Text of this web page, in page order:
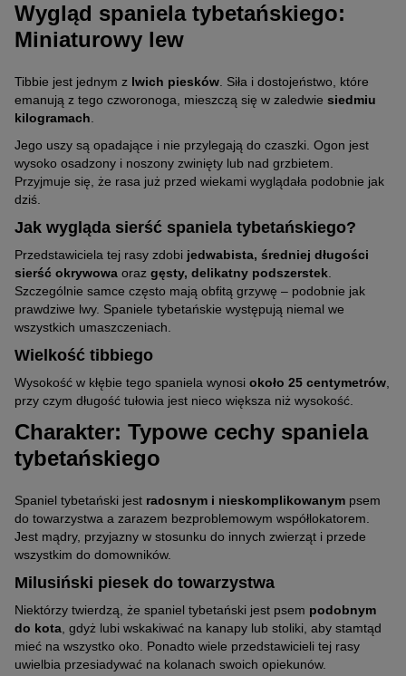
Wygląd spaniela tybetańskiego:
Miniaturowy lew
Tibbie jest jednym z lwich piesków . Siła i dostojeństwo, które
emanują z tego czworonoga, mieszczą się w zaledwie siedmiu
kilogramach
Jego uszy są opadające i nie przylegają do czaszki. Ogon jest
wysoko osadzony i noszony zwinięty lub nad grzbietem.
Przyjmuje się, że rasa już przed wiekami wyglądała podobnie jak
dziś.
Jak wygląda sierść spaniela tybetańskiego?
Przedstawiciela tej rasy zdobi jedwabista, średniej długości
sierść okrywowa oraz gęsty, delikatny podszerstek
Szczególnie samce często mają obfitą grzywę – podobnie jak
prawdziwe lwy. Spaniele tybetańskie występują niemal we
wszystkich umaszczeniach.
Wielkość tibbiego
Wysokość w kłębie tego spaniela wynosi około 25 centymetrów
przy czym długość tułowia jest nieco większa niż wysokość.
Charakter: Typowe cechy spaniela
tybetańskiego
Spaniel tybetański jest radosnym i nieskomplikowanym psem
do towarzystwa a zarazem bezproblemowym współlokatorem.
Jest mądry, przyjazny w stosunku do innych zwierząt i przede
wszystkim do domowników.
Milusiński piesek do towarzystwa
Niektórzy twierdzą, że spaniel tybetański jest psem podobnym
do kota , gdyż lubi wskakiwać na kanapy lub stoliki, aby stamtąd
mieć na wszystko oko. Ponadto wiele przedstawicieli tej rasy
uwielbia przesiadywać na kolanach swoich opiekunów.